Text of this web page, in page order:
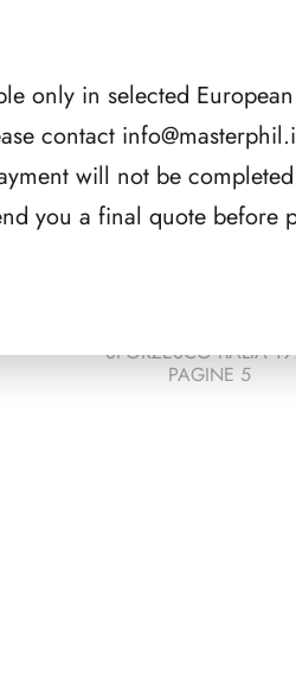
SFORZESCO ITALIA
PAGINE 5
only in selected
contact
will not be
you a final quote before